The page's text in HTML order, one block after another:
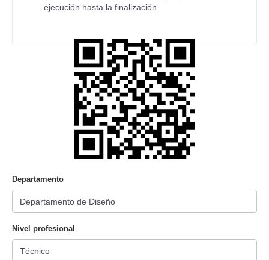
ejecución hasta la finalización.
Departamento
Nivel profesional